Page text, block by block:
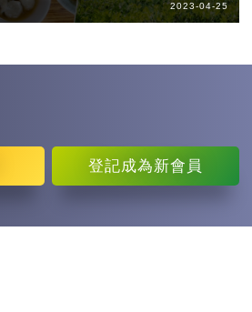
2023-04-25
登記成為新會員